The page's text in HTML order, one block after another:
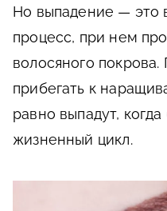
Но выпадение — это
процесс, при нем
волосяного
прибегать к
равно выпадут,
жизненный цикл.